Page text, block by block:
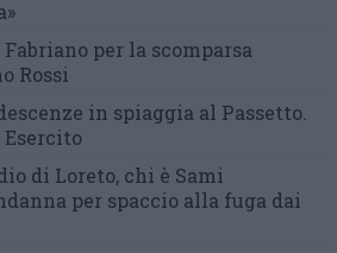
per la scomparsa
Rossi
in spiaggia al Passetto.
di Loreto, chi è Sami
per spaccio alla fuga dai